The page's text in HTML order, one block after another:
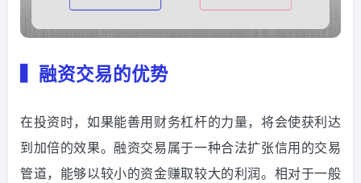
▍融资交易的优势
在投资时，如果能善用财务杠杆的力量，将会使获利达
到加倍的效果。融资交易属于一种合法扩张信用的交易
管道，能够以较小的资金赚取较大的利润。相对于一般